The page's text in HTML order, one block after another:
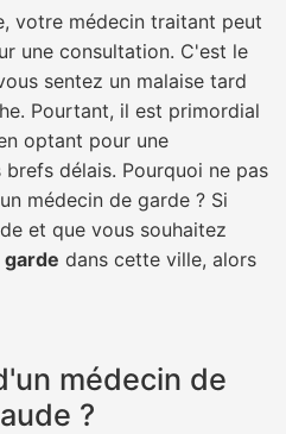
votre médecin traitant peut
une consultation. C'est le
sentez un malaise tard
Pourtant, il est primordial
optant pour une
délais. Pourquoi ne pas
médecin de garde ? Si
et que vous souhaitez
dans cette ville, alors
médecin de
?